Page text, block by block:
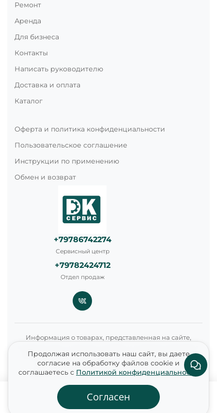
Ремонт
Аренда
Для бизнеса
Контакты
Написать руководителю
Доставка и оплата
Каталог
Оферта и политика конфиденциальности
Пользовательское соглашение
Инструкции по применению
Обмен и возврат
+79786742274
Сервисный центр
+79782424712
Отдел продаж
Информация о товарах, представленная на сайте,
носит справочный характер и не является публичной
офертой в соответствии со статьями 435 и 437
Гражданского кодекса Российской Федерации.
Продолжая использовать наш сайт, вы даете
согласие на обработку файлов cookie и
соглашаетесь с Политикой конфиденциальности
Согласен